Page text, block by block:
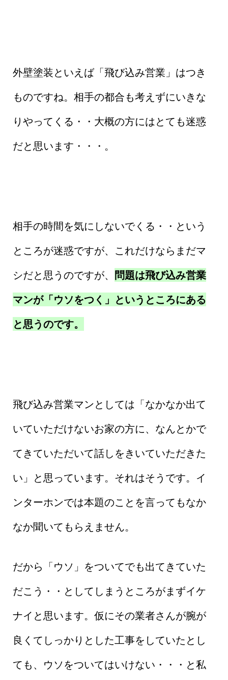
外壁塗装といえば「飛び込み営業」はつき
ものですね。相手の都合も考えずにいきな
りやってくる・・大概の方にはとても迷惑
だと思います・・・。
相手の時間を気にしないでくる・・という
ところが迷惑ですが、これだけならまだマ
シだと思うのですが、 問題は飛び込み営業
マンが「ウソをつく」というところにある
と思うのです。
飛び込み営業マンとしては「なかなか出て
いていただけないお家の方に、なんとかで
てきていただいて話しをきいていただきた
い」と思っています。それはそうです。イ
ンターホンでは本題のことを言ってもなか
なか聞いてもらえません。
だから「ウソ」をついてでも出てきていた
だこう・・としてしまうところがまずイケ
ナイと思います。仮にその業者さんが腕が
良くてしっかりとした工事をしていたとし
ても、ウソをついてはいけない・・・と私